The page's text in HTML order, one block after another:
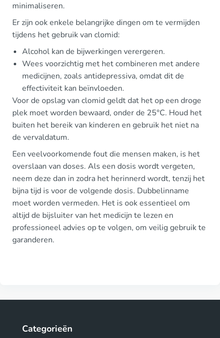
minimaliseren.
Er zijn ook enkele belangrijke dingen om te vermijden
tijdens het gebruik van clomid:
Alcohol kan de bijwerkingen verergeren.
Wees voorzichtig met het combineren met andere
medicijnen, zoals antidepressiva, omdat dit de
effectiviteit kan beïnvloeden.
Voor de opslag van clomid geldt dat het op een droge
plek moet worden bewaard, onder de 25°C. Houd het
buiten het bereik van kinderen en gebruik het niet na
de vervaldatum.
Een veelvoorkomende fout die mensen maken, is het
overslaan van doses. Als een dosis wordt vergeten,
neem deze dan in zodra het herinnerd wordt, tenzij het
bijna tijd is voor de volgende dosis. Dubbelinname
moet worden vermeden. Het is ook essentieel om
altijd de bijsluiter van het medicijn te lezen en
professioneel advies op te volgen, om veilig gebruik te
garanderen.
Categorieën